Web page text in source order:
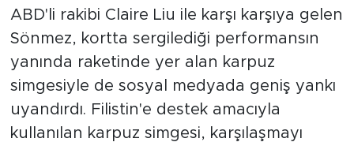
ABD'li rakibi Claire Liu ile karşı karşıya gelen
Sönmez, kortta sergilediği performansın
yanında raketinde yer alan karpuz
simgesiyle de sosyal medyada geniş yankı
uyandırdı. Filistin'e destek amacıyla
kullanılan karpuz simgesi, karşılaşmayı